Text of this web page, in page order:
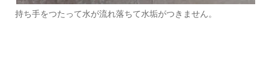
持ち手をつたって水が流れ落ちて水垢がつきません。